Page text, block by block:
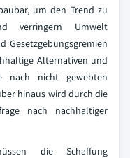
um den Trend zu
verringern Umwelt
Gesetzgebungsgremien
Alternativen und
nach nicht gewebten
hinaus wird durch die
nach nachhaltiger
die Schaffung